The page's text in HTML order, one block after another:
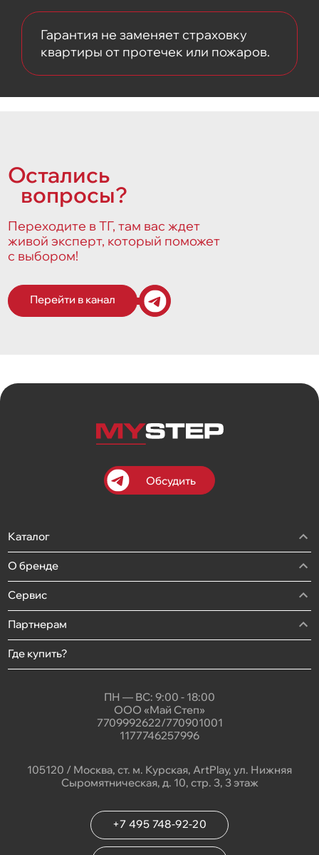
Гарантия не заменяет страховку
квартиры от протечек или пожаров.
Остались
вопросы?
Переходите в ТГ, там вас ждет
живой эксперт, который поможет
с выбором!
Перейти в канал
Обсудить
Каталог
О бренде
Сервис
Партнерам
Где купить?
ПН — ВС: 9:00 - 18:00
ООО «Май Степ»
7709992622/770901001
1177746257996
105120 / Москва, ст. м. Курская, ArtPlay, ул. Нижняя
Сыромятническая, д. 10, стр. 3, 3 этаж
+7 495 748-92-20